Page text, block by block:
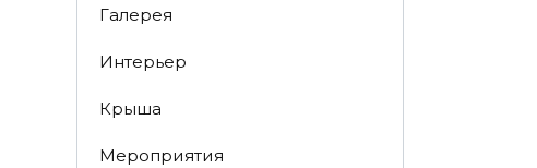
Галерея
Интерьер
Крыша
Мероприятия